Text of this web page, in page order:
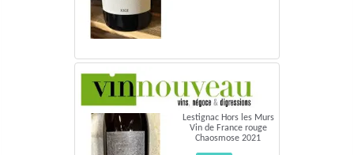
Lestignac Hors les Murs
Vin de France rouge
Chaosmose 2021